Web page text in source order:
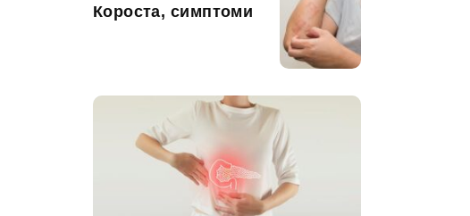
Короста, симптоми